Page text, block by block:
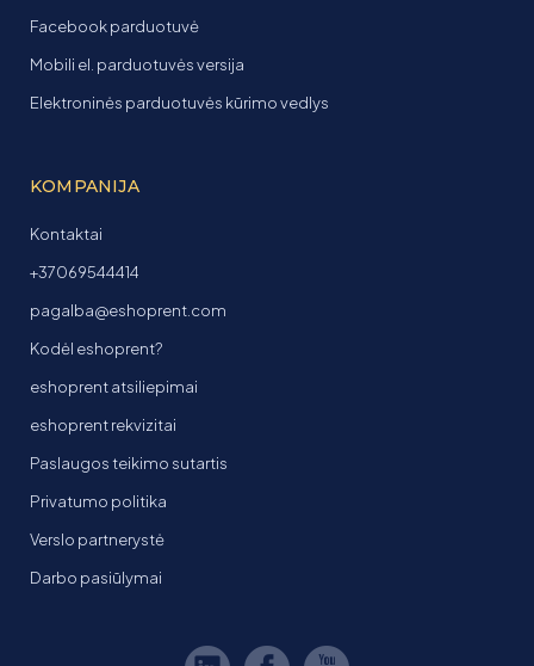
Facebook parduotuvė
Mobili el. parduotuvės versija
Elektroninės parduotuvės kūrimo vedlys
KOMPANIJA
Kontaktai
+37069544414
pagalba@eshoprent.com
Kodėl eshoprent?
eshoprent atsiliepimai
eshoprent rekvizitai
Paslaugos teikimo sutartis
Privatumo politika
Verslo partnerystė
Darbo pasiūlymai